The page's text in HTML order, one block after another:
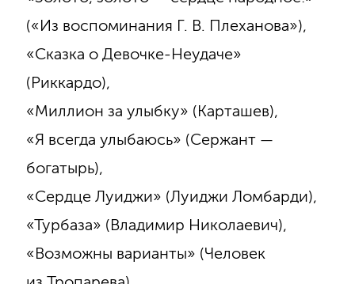
(«Из воспоминания Г. В. Плеханова»),
«Сказка о Девочке-Неудаче»
(Риккардо),
«Миллион за улыбку» (Карташев),
«Я всегда улыбаюсь» (Сержант —
богатырь),
«Сердце Луиджи» (Луиджи Ломбарди),
«Турбаза» (Владимир Николаевич),
«Возможны варианты» (Человек